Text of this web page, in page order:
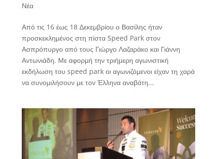
Νέα
Από τις 16 έως 18 Δεκεμβρίου ο Βασίλης ήταν
προσκεκλημένος στη πίστα Speed Park στον
Ασπρόπυργο από τους Γιώργο Λαζαράκο και Γιάννη
Αντωνιάδη. Με αφορμή την τριήμερη αγωνιστική
εκδήλωση του speed park οι αγωνιζόμενοι είχαν τη χαρά
να συνομιλήσουν με τον Έλληνα αναβάτη...